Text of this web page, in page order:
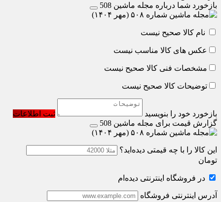
بازخورد شما درباره مجله ماشین 508
نام کالا صحیح نیست
عکس های کالا مناسب نیست
مشخصات فنی کالا صحیح نیست
توضیحات کالا صحیح نیست
بازخورد خود را بنویسید
ثبت اطلاعات
گزارش قیمت برای مجله ماشین 508
این کالا را با چه قیمتی دیده‌اید؟
تومان
در فروشگاه اینترنتی دیده‌ام
آدرس اینترنتی فروشگاه